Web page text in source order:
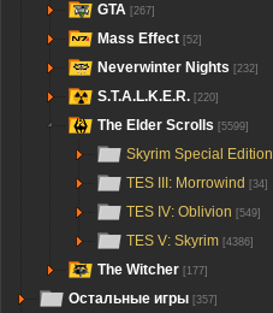
GTA [267]
Mass Effect [52]
Neverwinter Nights [232]
S.T.A.L.K.E.R. [220]
The Elder Scrolls [5599]
Skyrim Special Edition
TES III: Morrowind [34]
TES IV: Oblivion [549]
TES V: Skyrim [4386]
The Witcher [177]
Остальные игры [357]